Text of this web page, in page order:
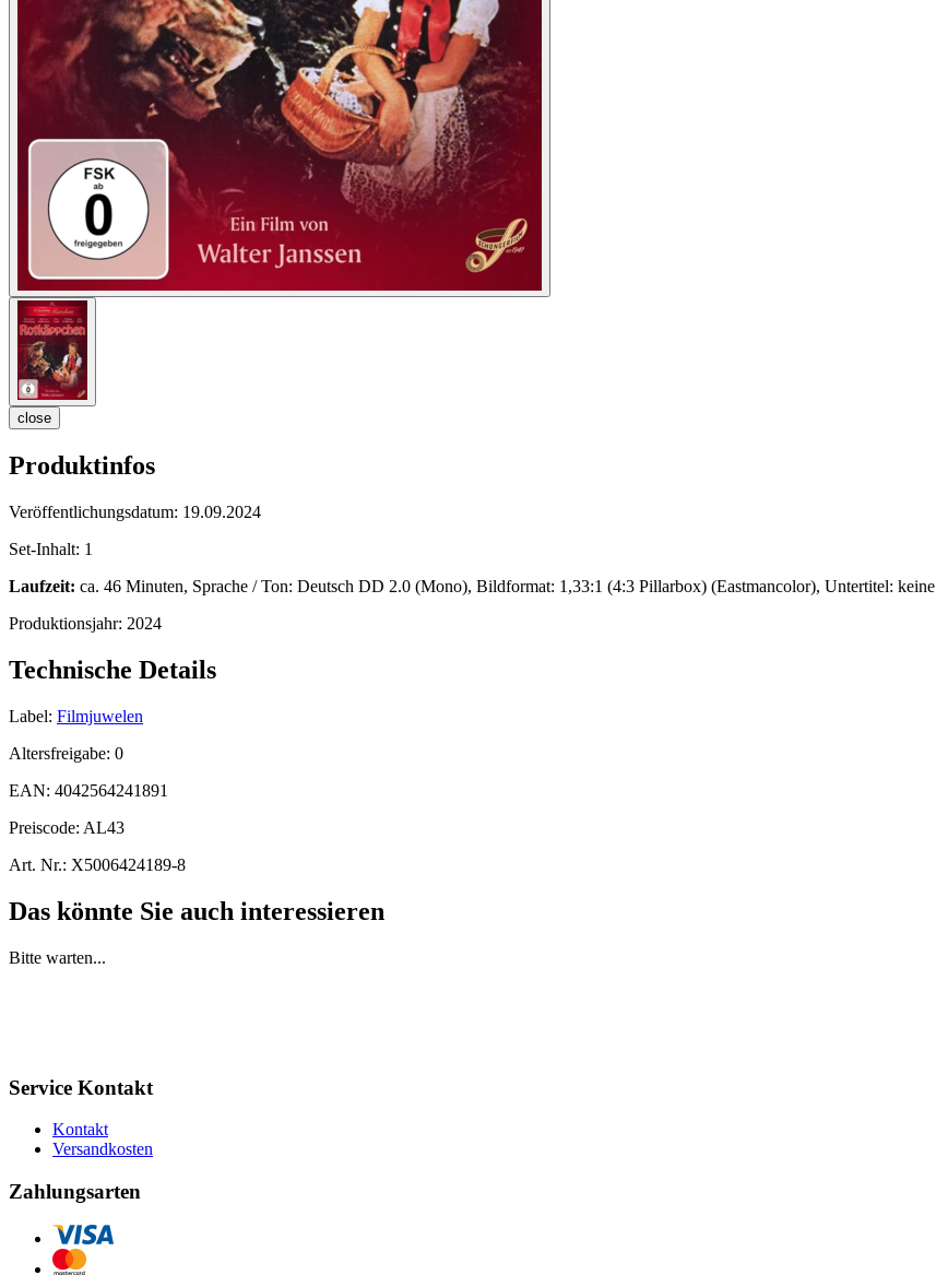
close
Produktinfos
Veröffentlichungsdatum: 19.09.2024
Set-Inhalt: 1
Laufzeit: ca. 46 Minuten, Sprache / Ton: Deutsch DD 2.0 (Mono), Bildformat: 1,33:1 (4:3 Pillarbox) (Eastmancolor), Untertitel: keine
Produktionsjahr: 2024
Technische Details
Label: Filmjuwelen
Altersfreigabe: 0
EAN: 4042564241891
Preiscode: AL43
Art. Nr.: X5006424189-8
Das könnte Sie auch interessieren
Bitte warten...
Service Kontakt
Kontakt
Versandkosten
Zahlungsarten